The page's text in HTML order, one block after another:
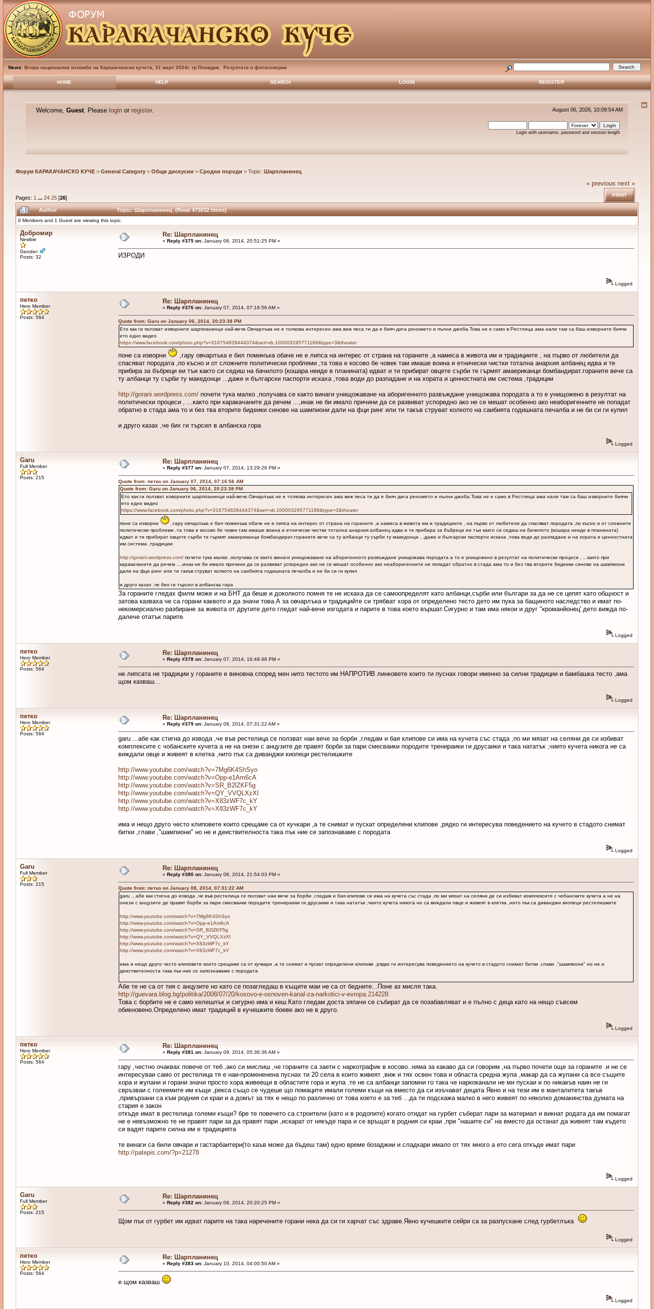
News: Втора национална изложба на Каракачански кучета, 31 март 2024г. гр.Пловдив. Резултати и фотогалерия
HOME HELP SEARCH LOGIN REGISTER
Welcome,Guest. Please login or register. August 06, 2026, 10:09:54 AM
Login with username, password and session length
Форум КАРАКАЧАНСКО КУЧЕ> General Category> Общи дискусии > Сродни породи > Topic: Шарпланинец
Pages: 1 ... 24 25[26]
« previous next »
PRINT
Author Topic: Шарпланинец (Read 473032 times)
0 Members and 1 Guest are viewing this topic.
Добромир
Newbie
Gender:
Posts: 32
Re: Шарпланинец
« Reply #375 on:January 06, 2014, 20:51:25 PM »
ИЗРОДИ
Logged
петко
Hero Member
Posts: 564
Re: Шарпланинец
« Reply #376 on:January 07, 2014, 07:16:56 AM »
Quote from: Garu on January 06, 2014, 20:23:38 PM
Ето как ги ползват изворните шарпланинци най-вече.Овчарлъка не е толкова интересен ама виж песа ти да е бияч дига реномето и пълни джоба.Това не е само в Рестлица ама нали там са баш изворните биячи
ето едно видео
https://www.facebook.com/photo.php?v=316754828444374&set=vb.100003295771186&type=3&theater
поне са изворни
,гару овчарлъка е бил поминъка обаче не е липса на интерес от страна на гораните ,а намеса в живота им и традициите , на първо от любители да
спасяват породата ,по късно и от сложните политически проблеми ,та това е косово бе човек там имаше воина и етнически чистки тотална анархия албанец идва и те
прибира за бъбреци еи тъи както си седиш на бачилото (кошара неиде в планината) идват и ти прибират овцете сърби те гърмят амаериканци бомбандират.гораните вече са
ту албанци ту сърби ту македонци ...даже и български паспорти искаха ,това води до разпадане и на хората и ценностната им система ,традиции
http://gorani.wordpress.com/почети тука малко ,получава се както винаги унищожаване на аборигенното развъждане унищожава породата а то е унищожено в резултат на
политически процеси , ...както при каракачаните да речем ...,инак не би имало причини да се развиват успоредно ако не се мешат особенно ако неаборигенните не попадат
обратно в стада ама то и без тва вторите бидеики синове на шампиони дали на фци ринг или ти такъв струват колкото на саибията годишната печалба и не би си ги купил
и друго казах ,че бих ги търсил в албанска гора
Logged
Garu
Full Member
Posts: 215
Re: Шарпланинец
« Reply #377 on:January 07, 2014, 13:29:26 PM »
Quote from: петко on January 07, 2014, 07:16:56 AM
Quote from: Garu on January 06, 2014, 20:23:38 PM
Ето как ги ползват изворните шарпланинци най-вече.Овчарлъка не е толкова интересен ама виж песа ти да е бияч дига реномето и пълни джоба.Това не е само в Рестлица ама нали там са баш изворните биячи
ето едно видео
https://www.facebook.com/photo.php?v=316754828444374&set=vb.100003295771186&type=3&theater
поне са изворни
,гару овчарлъка е бил поминъка обаче не е липса на интерес от страна на гораните ,а намеса в живота им и традициите , на първо от любители да спасяват породата ,по късно и от сложните
политически проблеми ,та това е косово бе човек там имаше воина и етнически чистки тотална анархия албанец идва и те прибира за бъбреци еи тъи както си седиш на бачилото (кошара неиде в планината)
идват и ти прибират овцете сърби те гърмят амаериканци бомбандират.гораните вече са ту албанци ту сърби ту македонци ...даже и български паспорти искаха ,това води до разпадане и на хората и ценностната
им система ,традиции
http://gorani.wordpress.com/почети тука малко ,получава се както винаги унищожаване на аборигенното развъждане унищожава породата а то е унищожено в резултат на политически процеси , ...както при
каракачаните да речем ...,инак не би имало причини да се развиват успоредно ако не се мешат особенно ако неаборигенните не попадат обратно в стада ама то и без тва вторите бидеики синове на шампиони
дали на фци ринг или ти такъв струват колкото на саибията годишната печалба и не би си ги купил
и друго казах ,че бих ги търсил в албанска гора
За гораните гледах филм може и на БНТ да беше и доколкото помня те не искаха да се самоопределят като албанци,сърби или българи за да не се цепят като общност и
затова казваха че са горани каквото и да значи това.А за овчарлъка и традицийте си трябват хора от определено тесто дето им пука за бащиното наследство и имат по-
некомерсиално разбиране за живота от другите дето гледат най-вече изгодата и парите в това което вършат.Сигурно и там има някои и друг "кроманйонец' дето вижда по-
далече отатък парите.
Logged
петко
Hero Member
Posts: 564
Re: Шарпланинец
« Reply #378 on:January 07, 2014, 16:49:48 PM »
не липсата не традиции у гораните е виновна според мен нито тестото им НАПРОТИВ линковете които ти пуснах говори именно за силни традиции и бамбашка тесто ,ама
щом казваш...
Logged
петко
Hero Member
Posts: 564
Re: Шарпланинец
« Reply #379 on:January 08, 2014, 07:31:22 AM »
garu ...абе как стигна до извода ,че във рестелица се ползват наи вече за борби ,гледам и бая клипове си има на кучета със стада ,по ми мязат на селяни де си избиват
комплексите с чобанските кучета а не на онези с анцузите де правят борби за пари смесваики породите тренираики ги друсаики и така нататък ,чиито кучета никога не са
виждали овце и живеят в клетка ,нито пък са диванджи киопеци рестелишките
http://www.youtube.com/watch?v=7Mg6K4ShSyo
http://www.youtube.com/watch?v=Opp-e1Am6cA
http://www.youtube.com/watch?v=SR_B2lZKF5g
http://www.youtube.com/watch?v=QY_VVQLXzXI
http://www.youtube.com/watch?v=X83zWF7c_kY
http://www.youtube.com/watch?v=X83zWF7c_kY
има и нещо друго често клиповете които срещаме са от кучкари ,а те снимат и пускат определени клипове ,рядко ги интересува поведението на кучето в стадото снимат
битки ,глави ,"шампиони" но не и деиствителноста така пък ние се запознаваме с породата
Logged
Garu
Full Member
Posts: 215
Re: Шарпланинец
« Reply #380 on:January 08, 2014, 21:54:03 PM »
Quote from: петко on January 08, 2014, 07:31:22 AM
garu ...абе как стигна до извода ,че във рестелица се ползват наи вече за борби ,гледам и бая клипове си има на кучета със стада ,по ми мязат на селяни де си избиват комплексите с чобанските кучета а не на
онези с анцузите де правят борби за пари смесваики породите тренираики ги друсаики и така нататък ,чиито кучета никога не са виждали овце и живеят в клетка ,нито пък са диванджи киопеци рестелишките
http://www.youtube.com/watch?v=7Mg6K4ShSyo
http://www.youtube.com/watch?v=Opp-e1Am6cA
http://www.youtube.com/watch?v=SR_B2lZKF5g
http://www.youtube.com/watch?v=QY_VVQLXzXI
http://www.youtube.com/watch?v=X83zWF7c_kY
http://www.youtube.com/watch?v=X83zWF7c_kY
има и нещо друго често клиповете които срещаме са от кучкари ,а те снимат и пускат определени клипове ,рядко ги интересува поведението на кучето в стадото снимат битки ,глави ,"шампиони" но не и
деиствителноста така пък ние се запознаваме с породата
Абе те не са от тия с анцузите но като се позагледаш в къщите маи не са от бедните...Поне аз мисля така.
http://guevara.blog.bg/politika/2008/07/20/kosovo-e-osnoven-kanal-za-narkotici-v-evropa.214228
Това с борбите не е само келешлък и сигурно има и кеш.Като гледам доста зяпачи се събират да се позабавляват и е пълно с деца като на нещо съвсем
обикновено.Определено имат традиций в кучешките боеве ако не в друго.
Logged
петко
Hero Member
Posts: 564
Re: Шарпланинец
« Reply #381 on:January 09, 2014, 05:36:36 AM »
гару ,честно очаквах повече от теб ,ако си мислиш ,че гораните са заети с наркотрафик в косово..няма за какаво да си говорим ,на първо почети още за гораните .и не се
интересуваи само от рестелица тя е наи-промененена пуснах ти 20 села в които живеят ,виж и тях освен това и областа средна жупа ,макар да са жупани са все същите
хора и жупани и горани значи просто хора живеещи в областите гора и жупа .те не са албанци запомни го така че наркоканали не ми пускаи и по никакъв наин не ги
свръзваи с голеемите им къщи ,рекса също се чудеше що помаците имали големи къщи на вместо да си изъчават децата Явно и на тези им е манталитета такъв
,привързани са към родния си краи и а домът за тях е нещо по различно от това което е за теб ...да ти подскажа малко в него живеят по няколко домакинства думата на
стария е закон
откъде имат в рестелица големи къщи? бре те повечето са строители (като и в родопите) когато отидат на гурбет съберат пари за материал и викнат родата да им помагат
не е невъзможно те не правят пари за да правят пари ,искарат от някъде пара и се връщат в родния си краи ,при "нашите си" на вместо да останат да живеят там където
си вадят парите силна им е традицията
те винаги са били овчари и гастарбаитери(то каъв може да бъдеш там) едно време бозаджии и сладкари имало от тях много а ето сега откъде имат пари
http://patepis.com/?p=21278
Logged
Garu
Full Member
Posts: 215
Re: Шарпланинец
« Reply #382 on:January 09, 2014, 20:20:25 PM »
Щом пък от гурбет им идват парите на така наречените горани нека да си ги харчат със здраве.Явно кучешките сейри са за разпускане след гурбетлъка
Logged
петко
Hero Member
Posts: 564
Re: Шарпланинец
« Reply #383 on:January 10, 2014, 04:00:50 AM »
е щом казваш
Logged